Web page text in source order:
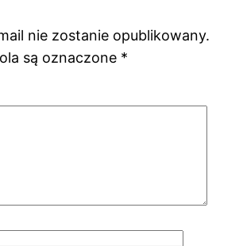
nie zostanie opublikowany.
są oznaczone *